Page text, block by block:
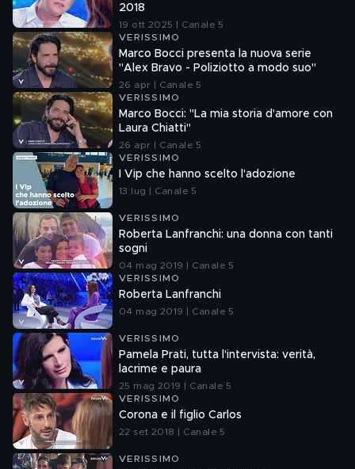
2018
19 ott 2025 | Canale 5
VERISSIMO
Marco Bocci presenta la nuova serie
"Alex Bravo - Poliziotto a modo suo"
26 apr | Canale 5
VERISSIMO
Marco Bocci: "La mia storia d'amore con
Laura Chiatti"
26 apr | Canale 5
VERISSIMO
I Vip che hanno scelto l'adozione
13 lug | Canale 5
VERISSIMO
Roberta Lanfranchi: una donna con tanti
sogni
04 mag 2019 | Canale 5
VERISSIMO
Roberta Lanfranchi
04 mag 2019 | Canale 5
VERISSIMO
Pamela Prati, tutta l'intervista: verità,
lacrime e paura
25 mag 2019 | Canale 5
VERISSIMO
Corona e il figlio Carlos
22 set 2018 | Canale 5
VERISSIMO